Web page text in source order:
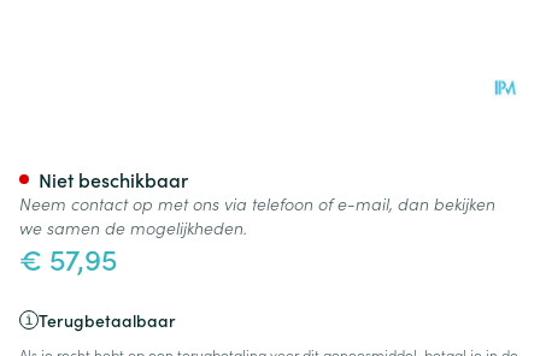
€ 57,95
Terugbetaalbaar
Niet beschikbaar
Neem contact op met ons via telefoon of e-mail, dan bekijken
we samen de mogelijkheden.